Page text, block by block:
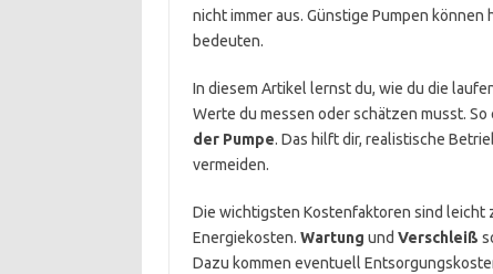
nicht immer aus. Günstige Pumpen
bedeuten.
In diesem Artikel lernst du, wie du die
Werte du messen oder schätzen musst. So
der Pumpe. Das hilft dir, realistische
vermeiden.
Die wichtigsten Kostenfaktoren sind leicht
Energiekosten. Wartung und Verschleiß
Dazu kommen eventuell